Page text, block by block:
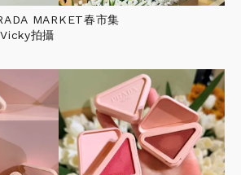
MARKET春市集
拍攝